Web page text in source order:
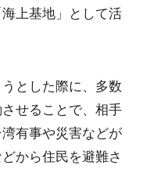
上基地」として活
とした際に、多数
せることで、相手
有事や災害などが
から住民を避難さ